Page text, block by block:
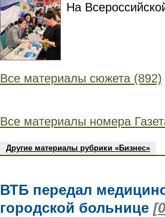
На
Все материалы сюжета (892)
Все материалы номера
Другие материалы рубрики «Бизнес»
ВТБ передал
городской больнице